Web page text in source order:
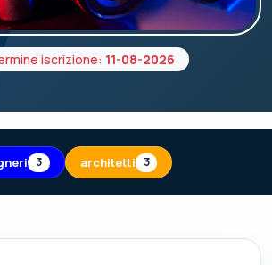
iscrizione: 11-08-2026
3 architetti 3